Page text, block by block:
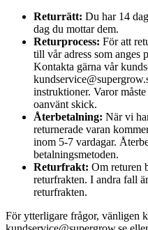
Returrätt: Du har 14
dag du mottar dem.
Returprocess: För att
till vår adress som anges
Kontakta gärna vår
instruktioner. Varor
oanvänt skick.
Återbetalning: När vi
returnerade varan
inom 5-7 vardagar.
betalningsmetoden.
Returfrakt: Om returen
returfrakten. I andra fall
returfrakten.
För ytterligare frågor, vänligen